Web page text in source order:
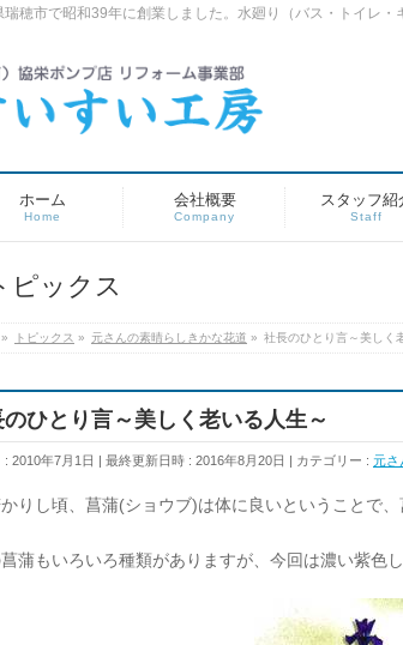
瑞穂市で昭和39年に創業しました。水廻り（バス・トイレ・
ホーム
Home
会社概要
Company
スタッフ紹
Staff
ピックス
» トピックス » 元さんの素晴らしきかな花道 » 社長のひとり言～美しく
ひとり言～美しく老いる人生～
: 2010年7月1日 最終更新日時 : 2016年8月20日 カテゴリー : 元さ
りし頃、菖蒲(ショウブ)は体に良いということで
蒲もいろいろ種類がありますが、今回は濃い紫色